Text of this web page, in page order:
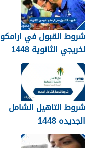
شروط القبول في ارامكو
لخريجي الثانوية 1448
شروط التاهيل الشامل
الجديده 1448